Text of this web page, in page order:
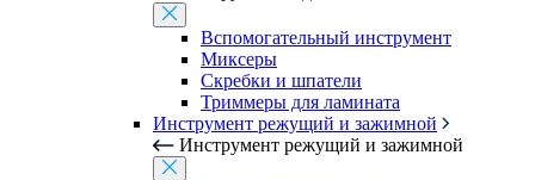
Вспомогательный инструмент
Миксеры
Скребки и шпатели
Триммеры для ламината
Инструмент режущий и зажимной
Инструмент режущий и зажимной